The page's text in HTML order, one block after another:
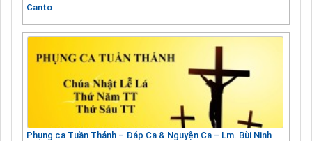
Canto
Phụng ca Tuần Thánh – Đáp Ca & Nguyện Ca – Lm. Bùi Ninh